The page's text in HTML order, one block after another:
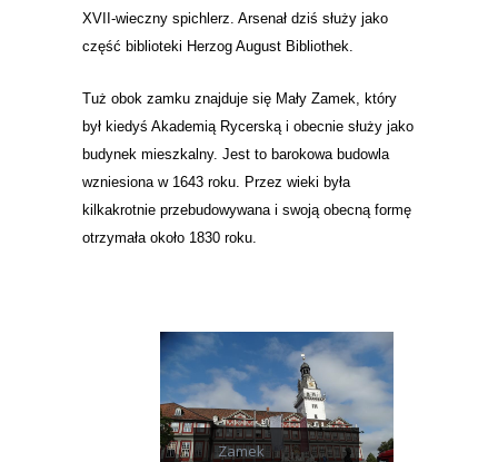
XVII-wieczny spichlerz. Arsenał dziś służy jako
część biblioteki Herzog August Bibliothek.
Tuż obok zamku znajduje się Mały Zamek, który
był kiedyś Akademią Rycerską i obecnie służy jako
budynek mieszkalny. Jest to barokowa budowla
wzniesiona w 1643 roku. Przez wieki była
kilkakrotnie przebudowywana i swoją obecną formę
otrzymała około 1830 roku.
Zamek